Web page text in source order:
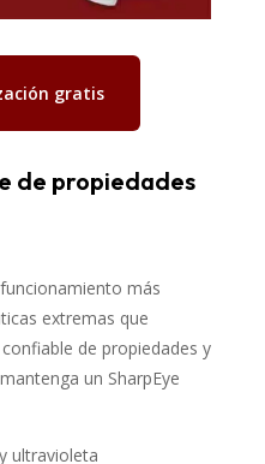
gratis
de propiedades
más
extremas que
de propiedades y
un SharpEye
ultravioleta